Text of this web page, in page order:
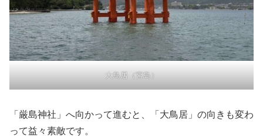
大鳥居（宮島）
「厳島神社」へ向かって進むと、「大鳥居」の向きも変わ
って益々素敵です。